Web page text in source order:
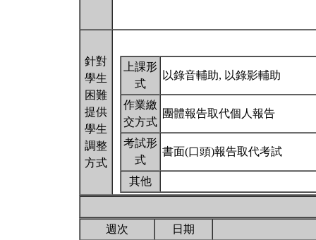
針對
學生
困難
提供
學生
調整
方式
上課形
式
以錄音輔助, 以錄影輔助
作業繳
交方式
團體報告取代個人報告
考試形
式
書面(口頭)報告取代考試
其他
週次 日期